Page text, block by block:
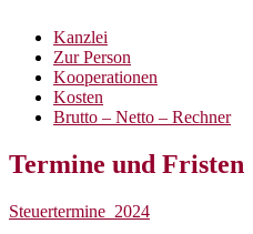
Kanzlei
Zur Person
Kooperationen
Kosten
Brutto – Netto – Rechner
Termine und Fristen
Steuertermine_2024